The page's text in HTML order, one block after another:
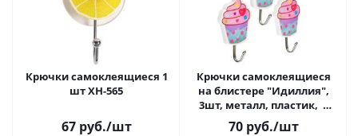
Крючки самоклеящиеся 1
шт XH-565
67руб./шт
Крючки самоклеящиеся
на блистере "Идиллия",
3шт, металл, пластик, 4
дизайна VETTA
70руб./шт